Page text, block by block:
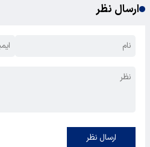
ارسال نظر
ارسال نظر